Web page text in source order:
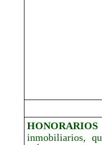
HONORARIOS
inmobiliarios,